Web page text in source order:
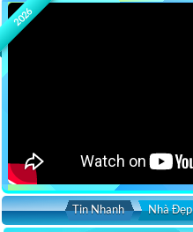
2026
Tin Nhanh Nhà Đẹp